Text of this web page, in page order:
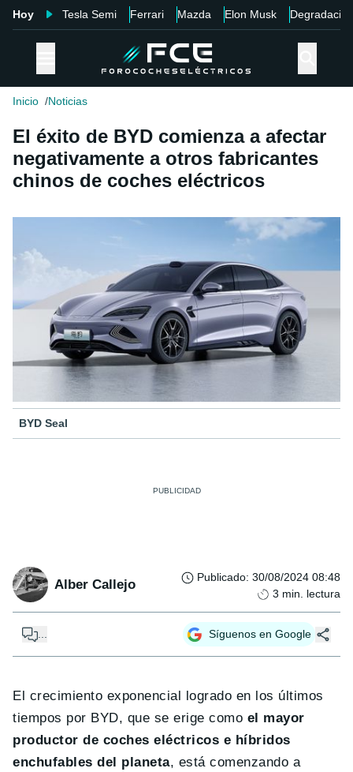
Hoy Tesla Semi Ferrari Mazda Elon Musk Degradación
Inicio Noticias
El éxito de BYD comienza a afectar
negativamente a otros fabricantes
chinos de coches eléctricos
BYD Seal
Alber Callejo Publicado: 30/08/2024 08:48
3 min. lectura
... Síguenos en Google
El crecimiento exponencial logrado en los últimos
tiempos por BYD, que se erige como el mayor
productor de coches eléctricos e híbridos
enchufables del planeta, está comenzando a